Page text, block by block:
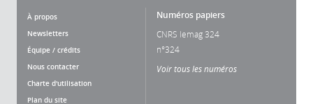
À propos
Newsletters
Équipe / crédits
Nous contacter
Charte d'utilisation
Plan du site
Numéros papiers
CNRS lemag 324
n°324
Voir tous les numéros